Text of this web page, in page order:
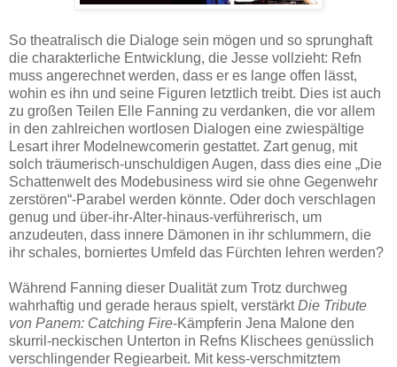
So theatralisch die Dialoge sein mögen und so sprunghaft
die charakterliche Entwicklung, die Jesse vollzieht: Refn
muss angerechnet werden, dass er es lange offen lässt,
wohin es ihn und seine Figuren letztlich treibt. Dies ist auch
zu großen Teilen Elle Fanning zu verdanken, die vor allem
in den zahlreichen wortlosen Dialogen eine zwiespältige
Lesart ihrer Modelnewcomerin gestattet. Zart genug, mit
solch träumerisch-unschuldigen Augen, dass dies eine „Die
Schattenwelt des Modebusiness wird sie ohne Gegenwehr
zerstören“-Parabel werden könnte. Oder doch verschlagen
genug und über-ihr-Alter-hinaus-verführerisch, um
anzudeuten, dass innere Dämonen in ihr schlummern, die
ihr schales, borniertes Umfeld das Fürchten lehren werden?
Während Fanning dieser Dualität zum Trotz durchweg
wahrhaftig und gerade heraus spielt, verstärktDie Tribute
von Panem: Catching Fire-Kämpferin Jena Malone den
skurril-neckischen Unterton in Refns Klischees genüsslich
verschlingender Regiearbeit. Mit kess-verschmitztem